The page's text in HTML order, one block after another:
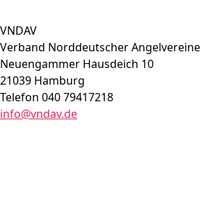
VNDAV
Verband Norddeutscher Angelvereine
Neuengammer Hausdeich 10
21039 Hamburg
Telefon 040 79417218
info@vndav.de